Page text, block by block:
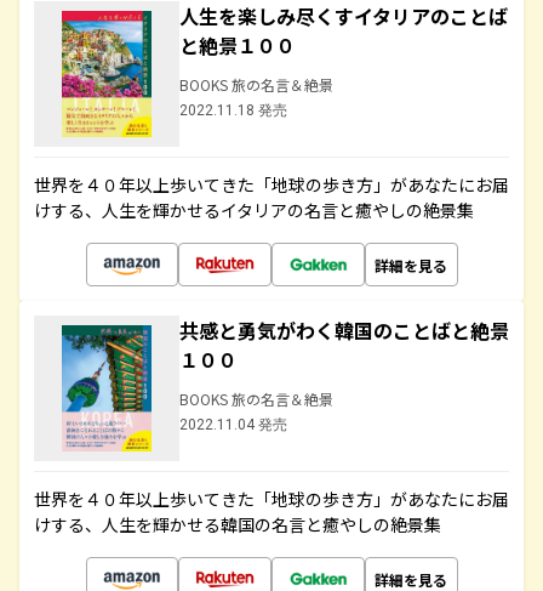
人生を楽しみ尽くすイタリアのことば
と絶景１００
BOOKS 旅の名言＆絶景
2022.11.18 発売
世界を４０年以上歩いてきた「地球の歩き方」があなたにお届
けする、人生を輝かせるイタリアの名言と癒やしの絶景集
詳細を見る
共感と勇気がわく韓国のことばと絶景
１００
BOOKS 旅の名言＆絶景
2022.11.04 発売
世界を４０年以上歩いてきた「地球の歩き方」があなたにお届
けする、人生を輝かせる韓国の名言と癒やしの絶景集
詳細を見る